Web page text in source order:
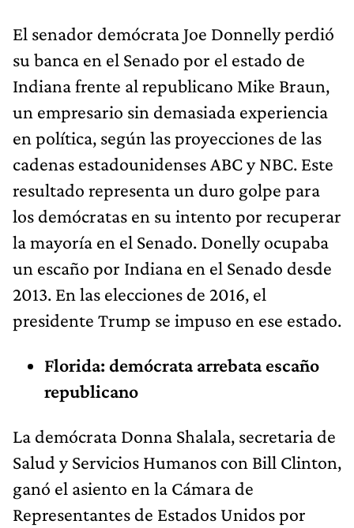
El senador demócrata Joe Donnelly perdió
su banca en el Senado por el estado de
Indiana frente al republicano Mike Braun,
un empresario sin demasiada experiencia
en política, según las proyecciones de las
cadenas estadounidenses ABC y NBC. Este
resultado representa un duro golpe para
los demócratas en su intento por recuperar
la mayoría en el Senado. Donelly ocupaba
un escaño por Indiana en el Senado desde
2013. En las elecciones de 2016, el
presidente Trump se impuso en ese estado.
Florida: demócrata arrebata escaño
republicano
La demócrata Donna Shalala, secretaria de
Salud y Servicios Humanos con Bill Clinton,
ganó el asiento en la Cámara de
Representantes de Estados Unidos por